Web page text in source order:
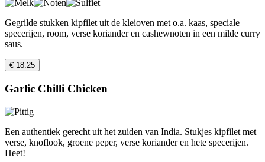
Gegrilde stukken kipfilet uit de kleioven met o.a. kaas, speciale
specerijen, room, verse koriander en cashewnoten in een milde curry
saus.
€ 18.25
Garlic Chilli Chicken
Een authentiek gerecht uit het zuiden van India. Stukjes kipfilet met
verse, knoflook, groene peper, verse koriander en hete specerijen.
Heet!